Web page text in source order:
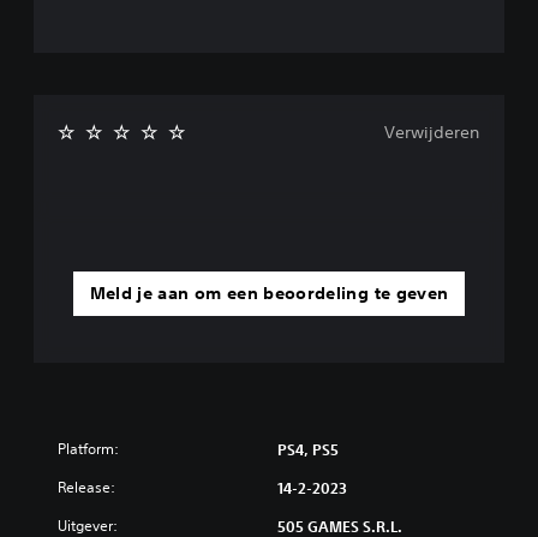
Meld je aan om een beoordeling te geven
Verwijderen
Platform: PS4, PS5
Release: 14-2-2023
Uitgever: 505 GAMES S.R.L.